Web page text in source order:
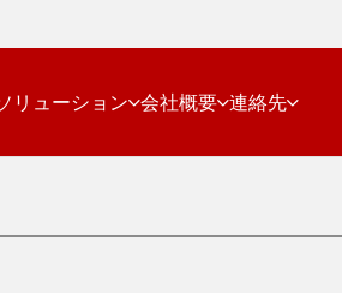
リューション 会社概要 連絡先